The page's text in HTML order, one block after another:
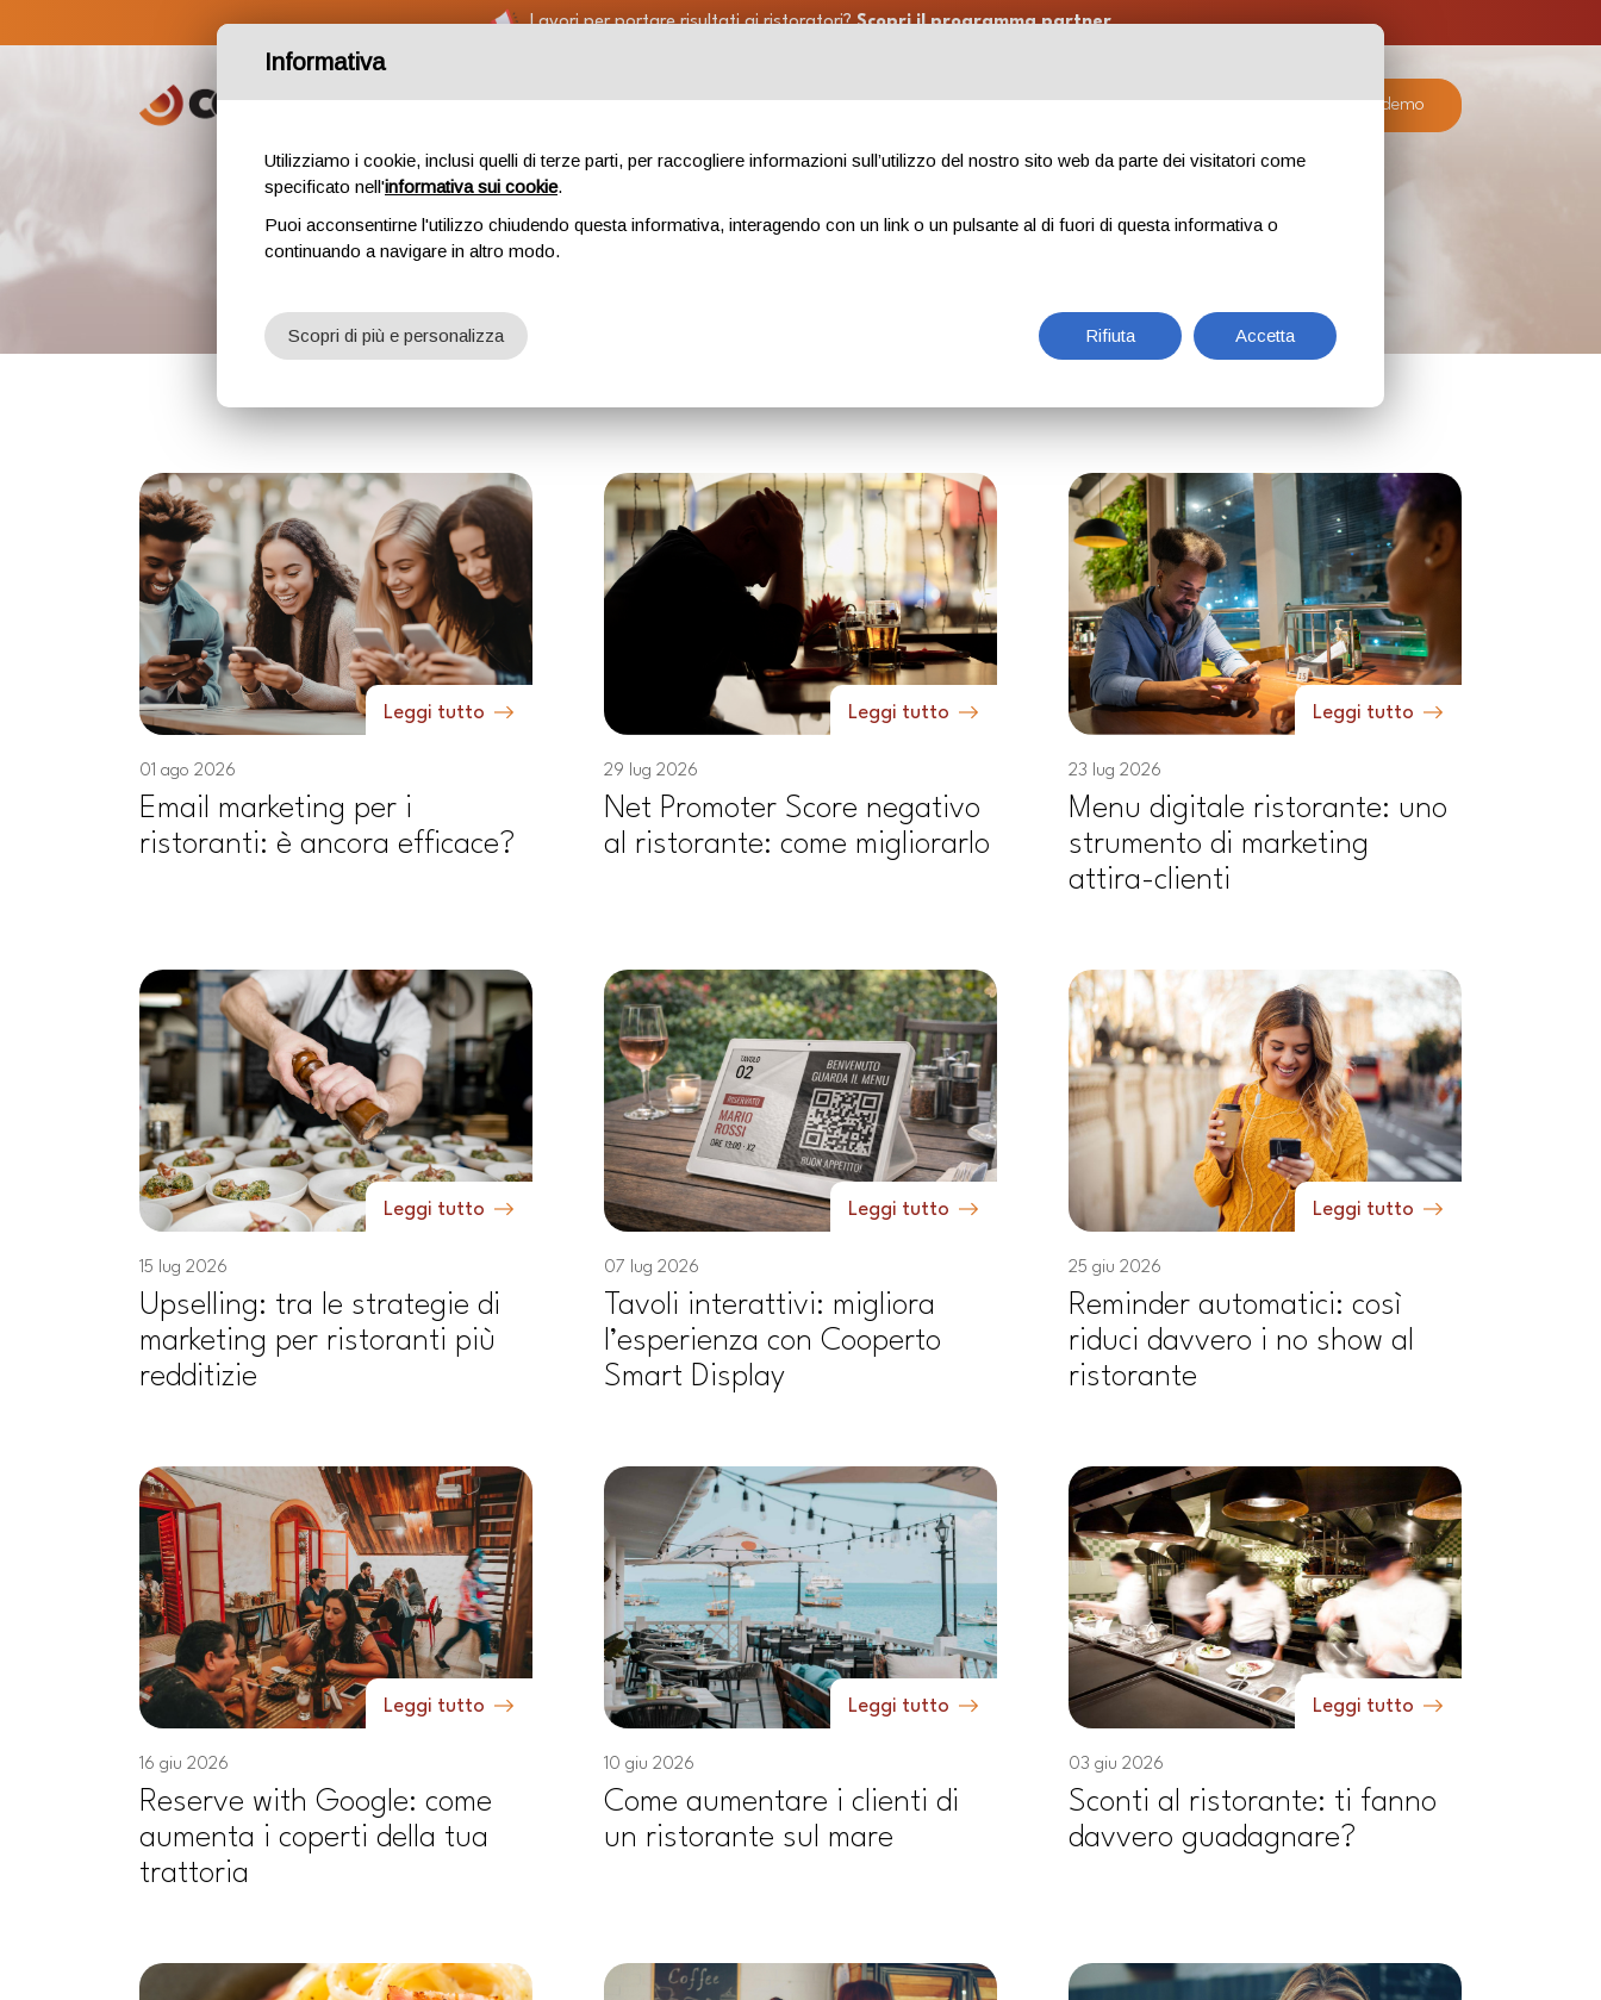
Lavori per portare risultati ai ristoratori? Scopri il programma partner
Home Funzionalità Soluzioni Interviste clienti Risorse gratuite Piani Richiedi la demo
Blog
Leggi tutto
01 ago 2026
Email marketing per i
ristoranti: è ancora efficace?
Leggi tutto
29 lug 2026
Net Promoter Score negativo
al ristorante: come migliorarlo
Leggi tutto
23 lug 2026
Menu digitale ristorante: uno
strumento di marketing
attira-clienti
Leggi tutto
15 lug 2026
Upselling: tra le strategie di
marketing per ristoranti più
redditizie
Leggi tutto
07 lug 2026
Tavoli interattivi: migliora
l’esperienza con Cooperto
Smart Display
Leggi tutto
25 giu 2026
Reminder automatici: così
riduci davvero i no show al
ristorante
Leggi tutto
16 giu 2026
Reserve with Google: come
aumenta i coperti della tua
trattoria
Leggi tutto
10 giu 2026
Come aumentare i clienti di
un ristorante sul mare
Leggi tutto
03 giu 2026
Sconti al ristorante: ti fanno
davvero guadagnare?
Informativa
Utilizziamo i cookie, inclusi quelli di terze parti, per raccogliere informazioni sull’utilizzo del nostro sito web da parte dei visitatori come
specificato nell'informativa sui cookie.
Puoi acconsentirne l'utilizzo chiudendo questa informativa, interagendo con un link o un pulsante al di fuori di questa informativa o
continuando a navigare in altro modo.
Rifiuta Accetta
Scopri di più e personalizza